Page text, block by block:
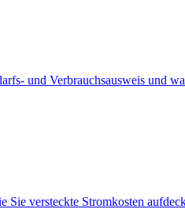
und Verbrauchsausweis und
Sie versteckte Stromkosten